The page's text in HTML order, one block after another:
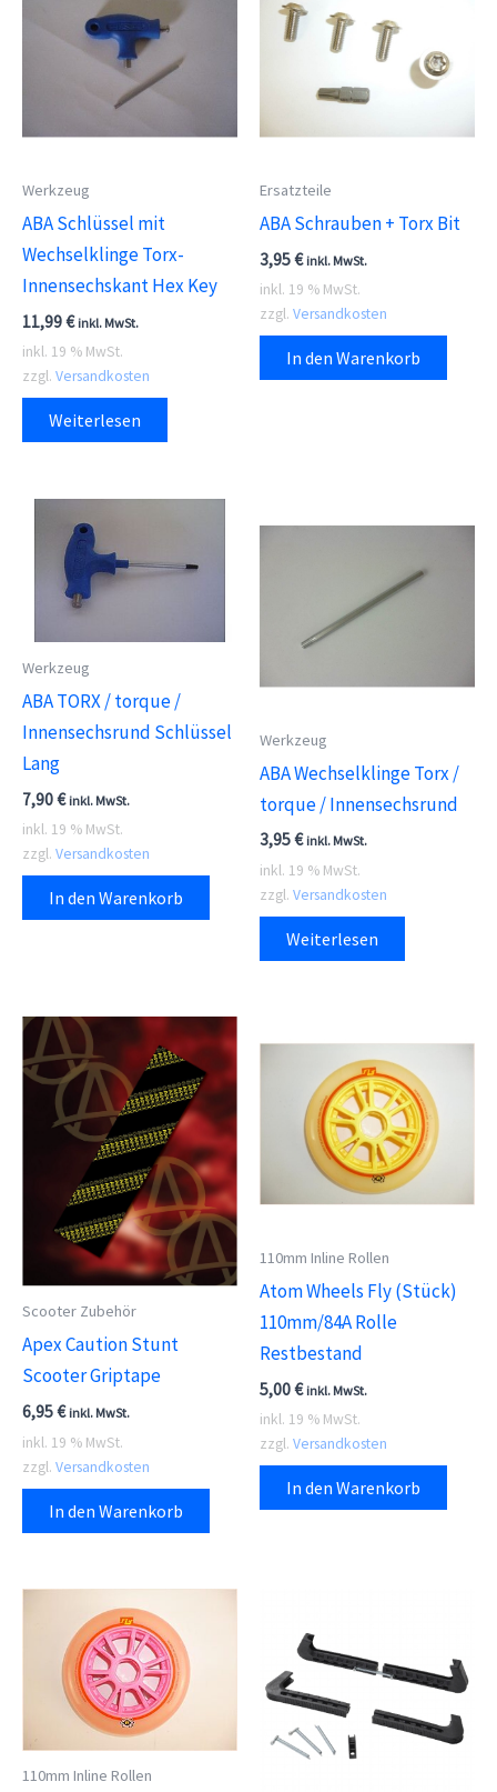
Werkzeug
ABA Schlüssel mit
Wechselklinge Torx-
Innensechskant Hex Key
11,99€ inkl. MwSt.
inkl. 19 % MwSt.
zzgl. Versandkosten
Weiterlesen
Ersatzteile
ABA Schrauben + Torx Bit
3,95€ inkl. MwSt.
inkl. 19 % MwSt.
zzgl. Versandkosten
In den Warenkorb
Werkzeug
ABA TORX / torque /
Innensechsrund Schlüssel
Lang
7,90€ inkl. MwSt.
inkl. 19 % MwSt.
zzgl. Versandkosten
In den Warenkorb
Werkzeug
ABA Wechselklinge Torx /
torque / Innensechsrund
3,95€ inkl. MwSt.
inkl. 19 % MwSt.
zzgl. Versandkosten
Weiterlesen
Scooter Zubehör
Apex Caution Stunt
Scooter Griptape
6,95€ inkl. MwSt.
inkl. 19 % MwSt.
zzgl. Versandkosten
In den Warenkorb
110mm Inline Rollen
Atom Wheels Fly (Stück)
110mm/84A Rolle
Restbestand
5,00€ inkl. MwSt.
inkl. 19 % MwSt.
zzgl. Versandkosten
In den Warenkorb
110mm Inline Rollen